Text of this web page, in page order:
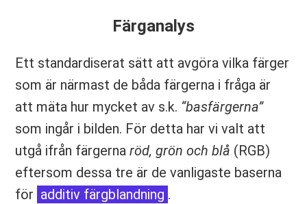
Färganalys
Ett standardiserat sätt att avgöra vilka färger
som är närmast de båda färgerna i fråga är
att mäta hur mycket av s.k. “basfärgerna”
som ingår i bilden. För detta har vi valt att
utgå ifrån färgernaröd, grön och blå (RGB)
eftersom dessa tre är de vanligaste baserna
för additiv färgblandning .